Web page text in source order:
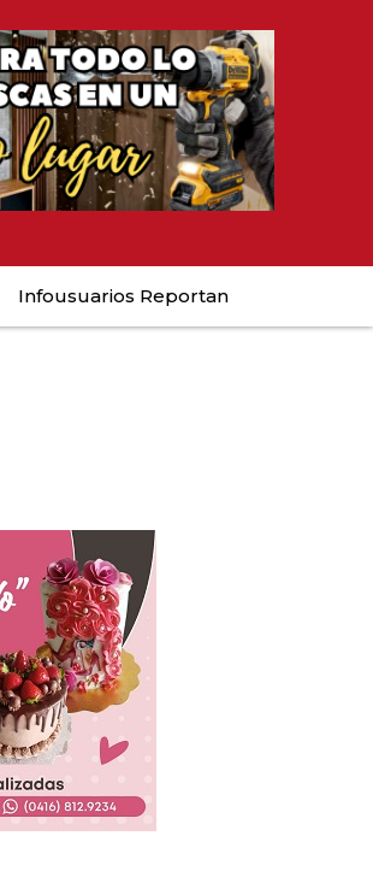
Infousuarios Reportan